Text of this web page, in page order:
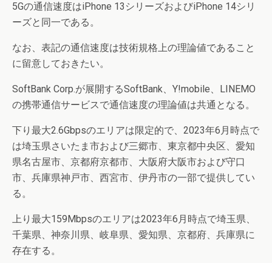
5Gの通信速度はiPhone 13シリーズおよびiPhone 14シリ
ーズと同一である。
なお、表記の通信速度は技術規格上の理論値であること
に留意しておきたい。
SoftBank Corp.が展開するSoftBank、Y!mobile、LINEMO
の携帯通信サービスで通信速度の理論値は共通となる。
下り最大2.6Gbpsのエリアは限定的で、2023年6月時点で
は埼玉県さいたま市および三郷市、東京都中央区、愛知
県名古屋市、京都府京都市、大阪府大阪市および守口
市、兵庫県神戸市、西宮市、伊丹市の一部で提供してい
る。
上り最大159Mbpsのエリアは2023年6月時点で埼玉県、
千葉県、神奈川県、岐阜県、愛知県、京都府、兵庫県に
存在する。